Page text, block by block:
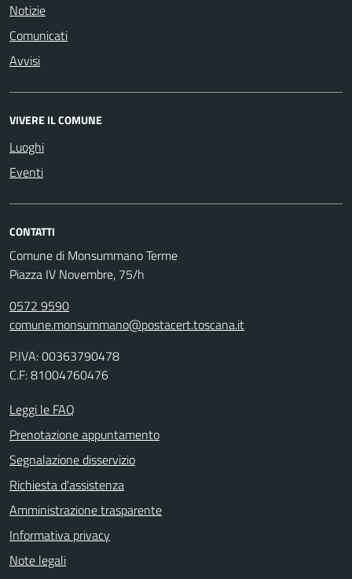
Notizie
Comunicati
Avvisi
VIVERE IL COMUNE
Luoghi
Eventi
CONTATTI
Comune di Monsummano Terme
Piazza IV Novembre, 75/h
0572 9590
comune.monsummano@postacert.toscana.it
P.IVA: 00363790478
C.F: 81004760476
Leggi le FAQ
Prenotazione appuntamento
Segnalazione disservizio
Richiesta d'assistenza
Amministrazione trasparente
Informativa privacy
Note legali